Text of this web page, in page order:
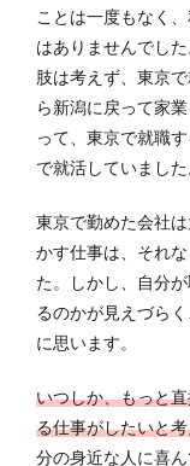
ことは一度もなく
はありませんでし
肢は考えず、東京
ら新潟に戻って家
って、東京で就職
で就活していました
東京で勤めた会社
かす仕事は、それ
た。しかし、自分
るのかが見えづら
に思います。
いつしか、もっと
る仕事がしたいと
分の身近な人に喜